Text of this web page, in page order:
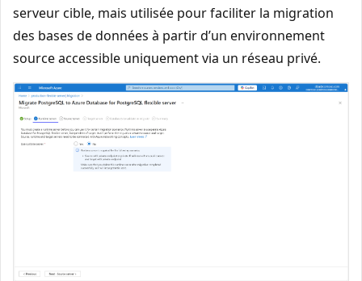
serveur cible, mais utilisée pour faciliter la migration
des bases de données à partir d’un environnement
source accessible uniquement via un réseau privé.